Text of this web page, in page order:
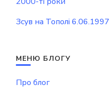
Зсув на Тополі 6.06.1997
МЕНЮ БЛОГУ
Про блог